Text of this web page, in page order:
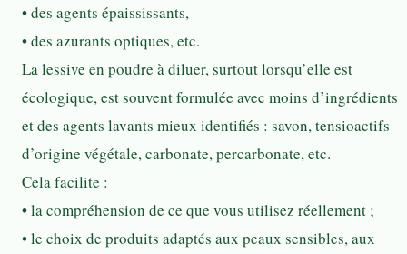
• des agents épaississants,
• des azurants optiques, etc.
La lessive en poudre à diluer, surtout lorsqu’elle est
écologique, est souvent formulée avec moins d’ingrédients
et des agents lavants mieux identifiés : savon, tensioactifs
d’origine végétale, carbonate, percarbonate, etc.
Cela facilite :
• la compréhension de ce que vous utilisez réellement ;
• le choix de produits adaptés aux peaux sensibles, aux